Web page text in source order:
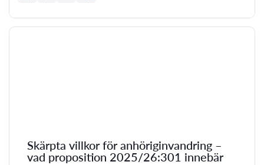
Skärpta villkor för anhöriginvandring –
vad proposition 2025/26:301 innebär